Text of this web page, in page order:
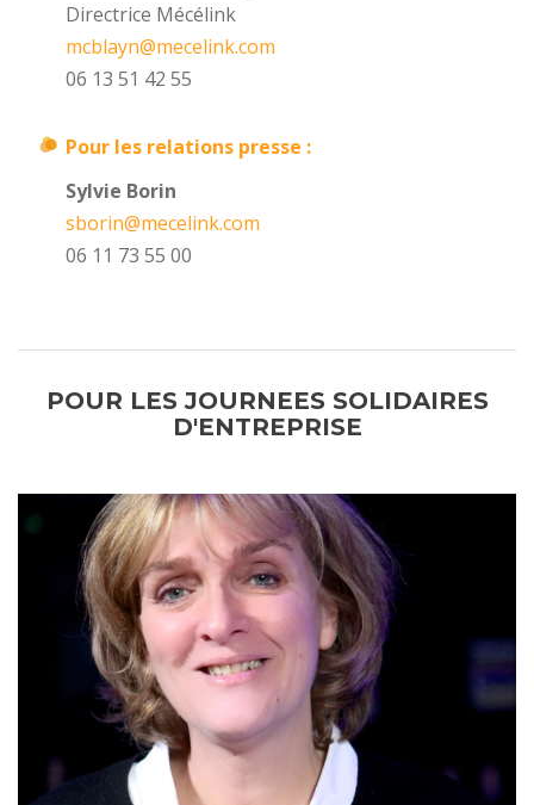
Directrice Mécélink
mcblayn@mecelink.com
06 13 51 42 55
Pour les relations presse :
Sylvie Borin
sborin@mecelink.com
06 11 73 55 00
POUR LES JOURNEES SOLIDAIRES
D'ENTREPRISE